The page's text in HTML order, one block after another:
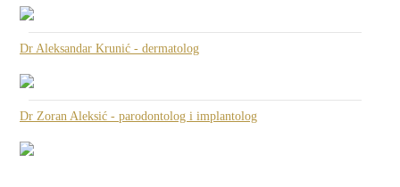
Dr Aleksandar Krunić - dermatolog
Dr Zoran Aleksić - parodontolog i implantolog